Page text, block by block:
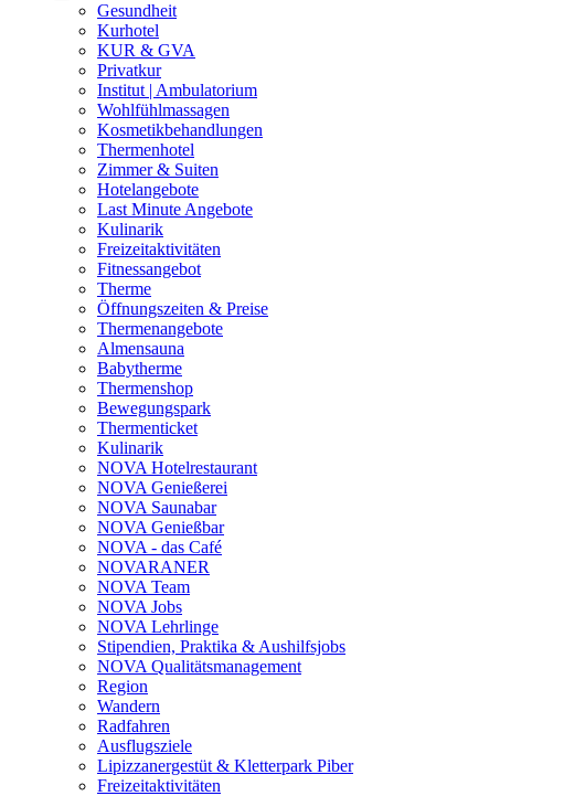
Gesundheit
Kurhotel
KUR & GVA
Privatkur
Institut | Ambulatorium
Wohlfühlmassagen
Kosmetikbehandlungen
Thermenhotel
Zimmer & Suiten
Hotelangebote
Last Minute Angebote
Kulinarik
Freizeitaktivitäten
Fitnessangebot
Therme
Öffnungszeiten & Preise
Thermenangebote
Almensauna
Babytherme
Thermenshop
Bewegungspark
Thermenticket
Kulinarik
NOVA Hotelrestaurant
NOVA Genießerei
NOVA Saunabar
NOVA Genießbar
NOVA - das Café
NOVARANER
NOVA Team
NOVA Jobs
NOVA Lehrlinge
Stipendien, Praktika & Aushilfsjobs
NOVA Qualitätsmanagement
Region
Wandern
Radfahren
Ausflugsziele
Lipizzanergestüt & Kletterpark Piber
Freizeitaktivitäten